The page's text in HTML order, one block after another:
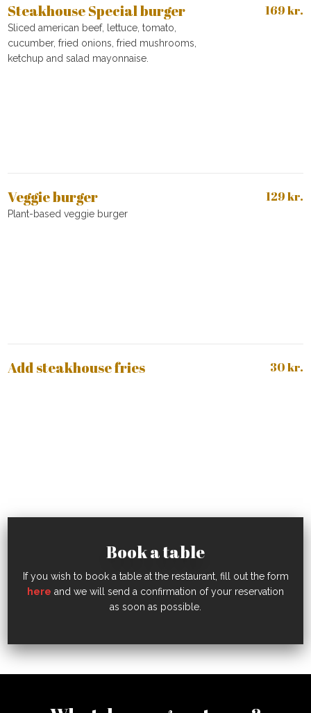
Steakhouse Special burger
Sliced american beef, lettuce, tomato,
cucumber, fried onions, fried mushrooms,
ketchup and salad mayonnaise.
169 kr.
Veggie burger
Plant-based veggie burger
129 kr.
Add steakhouse fries 30 kr.
Book a table
If you wish to book a table at the restaurant, fill out the form
here and we will send a confirmation of your reservation
as soon as possible.